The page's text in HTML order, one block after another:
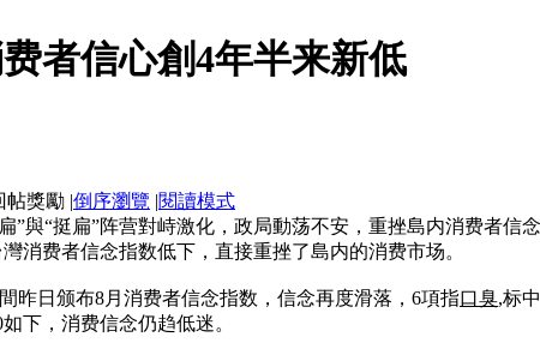
者信心創4年半来新低
|倒序瀏覽 |閱讀模式
”與“挺扁”阵营對峙激化，政局動荡不安，重挫島内消费者信
消费者信念指数低下，直接重挫了島内的消费市场。
昨日颁布8月消费者信念指数，信念再度滑落，6項指口臭,标
下，消费信念仍趋低迷。